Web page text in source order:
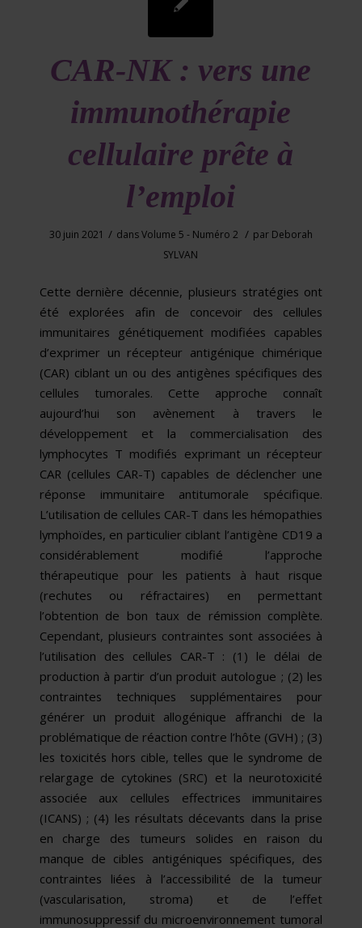
CAR-NK : vers une
immunothérapie
cellulaire prête à
l’emploi
30 juin 2021 / dansVolume 5 - Numéro 2 / par Deborah
SYLVAN
Cette dernière décennie, plusieurs stratégies ont
été explorées afin de concevoir des cellules
immunitaires génétiquement modifiées capables
d’exprimer un récepteur antigénique chimérique
(CAR) ciblant un ou des antigènes spécifiques des
cellules tumorales. Cette approche connaît
aujourd’hui son avènement à travers le
développement et la commercialisation des
lymphocytes T modifiés exprimant un récepteur
CAR (cellules CAR-T) capables de déclencher une
réponse immunitaire antitumorale spécifique.
L’utilisation de cellules CAR-T dans les hémopathies
lymphoïdes, en particulier ciblant l’antigène CD19 a
considérablement modifié l’approche
thérapeutique pour les patients à haut risque
(rechutes ou réfractaires) en permettant
l’obtention de bon taux de rémission complète.
Cependant, plusieurs contraintes sont associées à
l’utilisation des cellules CAR-T : (1) le délai de
production à partir d’un produit autologue ; (2) les
contraintes techniques supplémentaires pour
générer un produit allogénique affranchi de la
problématique de réaction contre l’hôte (GVH) ; (3)
les toxicités hors cible, telles que le syndrome de
relargage de cytokines (SRC) et la neurotoxicité
associée aux cellules effectrices immunitaires
(ICANS) ; (4) les résultats décevants dans la prise
en charge des tumeurs solides en raison du
manque de cibles antigéniques spécifiques, des
contraintes liées à l’accessibilité de la tumeur
(vascularisation, stroma) et de l’effet
immunosuppressif du microenvironnement tumoral